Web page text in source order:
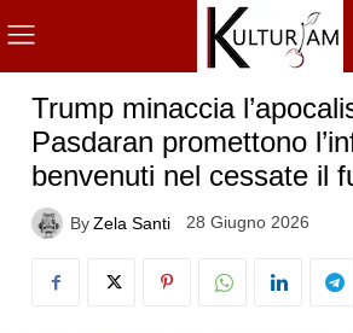
Trump minaccia
Pasdaran promettono
benvenuti nel cessate il
ByZela Santi 28 Giugno 2026